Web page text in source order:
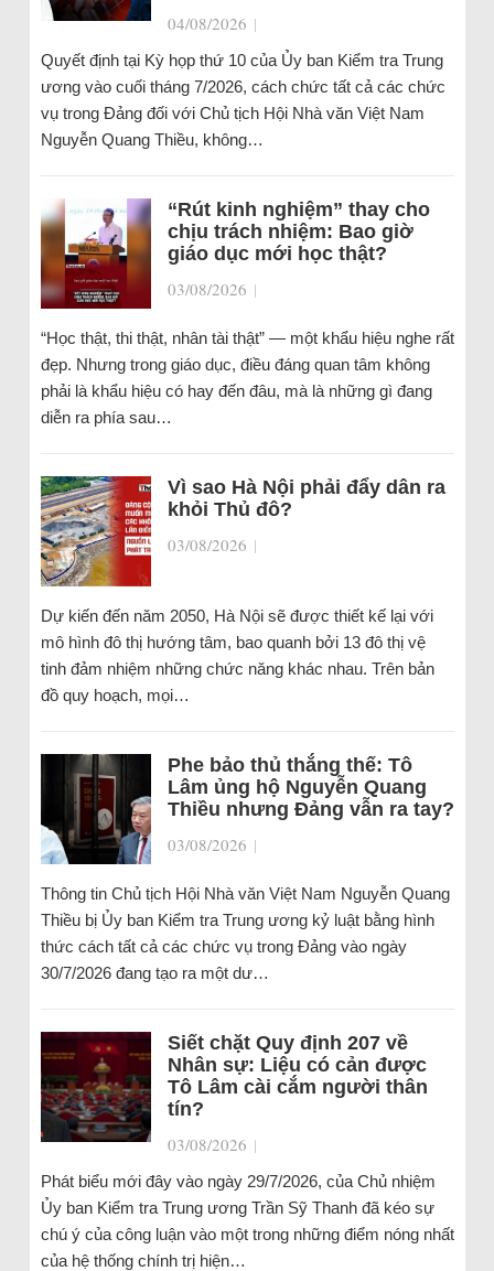
04/08/2026 |
Quyết định tại Kỳ họp thứ 10 của Ủy ban Kiểm tra Trung
ương vào cuối tháng 7/2026, cách chức tất cả các chức
vụ trong Đảng đối với Chủ tịch Hội Nhà văn Việt Nam
Nguyễn Quang Thiều, không…
“Rút kinh nghiệm” thay cho
chịu trách nhiệm: Bao giờ
giáo dục mới học thật?
03/08/2026 |
“Học thật, thi thật, nhân tài thật” — một khẩu hiệu nghe rất
đẹp. Nhưng trong giáo dục, điều đáng quan tâm không
phải là khẩu hiệu có hay đến đâu, mà là những gì đang
diễn ra phía sau…
Vì sao Hà Nội phải đẩy dân ra
khỏi Thủ đô?
03/08/2026 |
Dự kiến đến năm 2050, Hà Nội sẽ được thiết kế lại với
mô hình đô thị hướng tâm, bao quanh bởi 13 đô thị vệ
tinh đảm nhiệm những chức năng khác nhau. Trên bản
đồ quy hoạch, mọi…
Phe bảo thủ thắng thế: Tô
Lâm ủng hộ Nguyễn Quang
Thiều nhưng Đảng vẫn ra tay?
03/08/2026 |
Thông tin Chủ tịch Hội Nhà văn Việt Nam Nguyễn Quang
Thiều bị Ủy ban Kiểm tra Trung ương kỷ luật bằng hình
thức cách tất cả các chức vụ trong Đảng vào ngày
30/7/2026 đang tạo ra một dư…
Siết chặt Quy định 207 về
Nhân sự: Liệu có cản được
Tô Lâm cài cắm người thân
tín?
03/08/2026 |
Phát biểu mới đây vào ngày 29/7/2026, của Chủ nhiệm
Ủy ban Kiểm tra Trung ương Trần Sỹ Thanh đã kéo sự
chú ý của công luận vào một trong những điểm nóng nhất
của hệ thống chính trị hiện…